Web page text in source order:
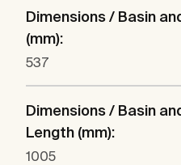
Dimensions / Basin
(mm):
537
Dimensions / Basin
Length (mm):
1005